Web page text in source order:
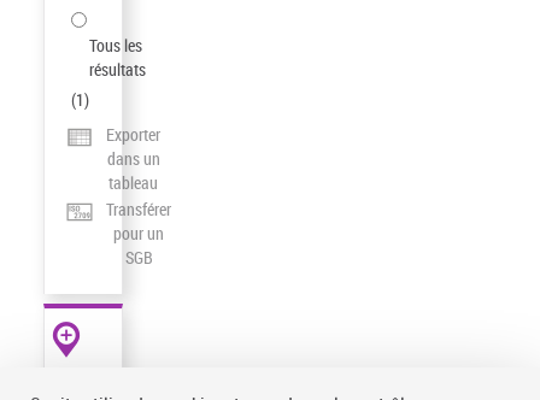
Tous les
résultats
(1)
Exporter
dans un
tableau
Transférer
pour un
SGB